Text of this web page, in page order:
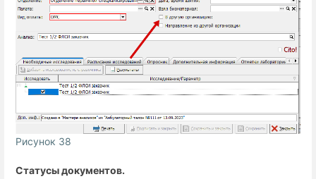
Рисунок 38
Статусы документов.